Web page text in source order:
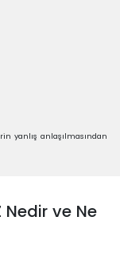
yanlış anlaşılmasından
Nedir ve Ne